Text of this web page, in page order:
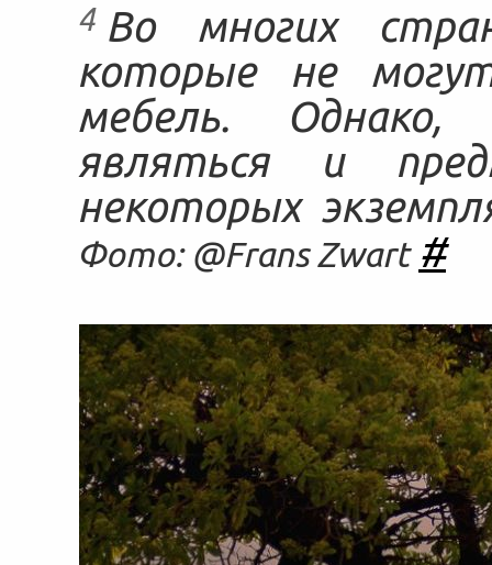
4 Во многих
которые не
мебель. Однако,
являться и
некоторых
Фото: @Frans Zwart #